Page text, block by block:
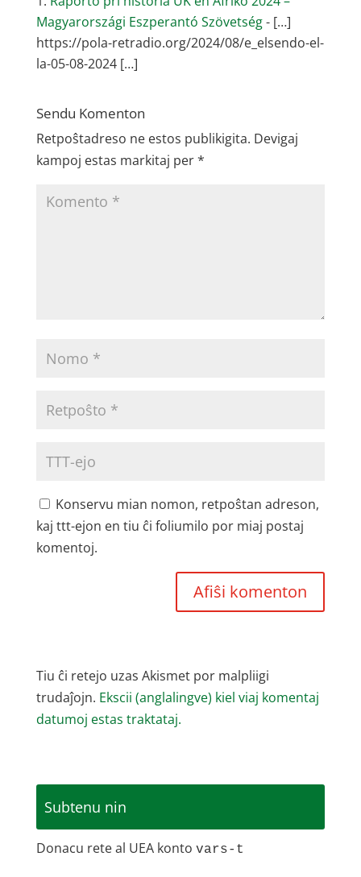
Magyarországi Eszperantó Szövetség- […]
https://pola-retradio.org/2024/08/e_elsendo-el-
la-05-08-2024 […]
Sendu Komenton
Retpoŝtadreso ne estos publikigita. Devigaj
kampoj estas markitaj per*
Konservu mian nomon, retpoŝtan adreson,
kaj ttt-ejon en tiu ĉi foliumilo por miaj postaj
komentoj.
Tiu ĉi retejo uzas Akismet por malpliigi
trudaĵojn. Ekscii (anglalingve) kiel viaj komentaj
datumoj estas traktataj.
Subtenu nin
Donacu rete al UEA konto vars-t